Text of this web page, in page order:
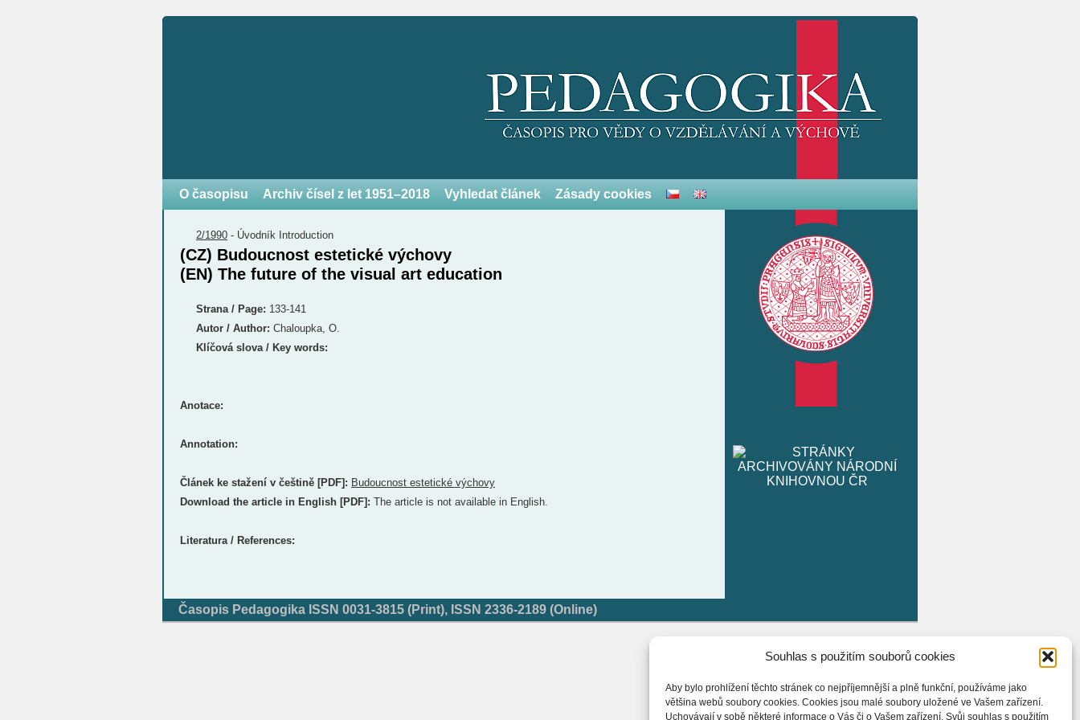
Souhlas s použitím souborů cookies
Aby bylo prohlížení těchto stránek co nejpříjemnější a plně funkční, používáme jako
většina webů soubory cookies. Cookies jsou malé soubory uložené ve Vašem zařízení.
Uchovávají v sobě některé informace o Vás či o Vašem zařízení. Svůj souhlas s použitím
O časopisu Archiv čísel z let 1951–2018 Vyhledat článek Zásady cookies
2/1990 - Úvodník Introduction
(CZ) Budoucnost estetické výchovy
(EN) The future of the visual art education
Strana / Page: 133-141
Autor / Author: Chaloupka, O.
Klíčová slova / Key words:
Anotace:
Annotation:
Článek ke stažení v češtině [PDF]: Budoucnost estetické výchovy
Download the article in English [PDF]: The article is not available in English.
Literatura / References:
Časopis Pedagogika ISSN 0031-3815 (Print), ISSN 2336-2189 (Online)